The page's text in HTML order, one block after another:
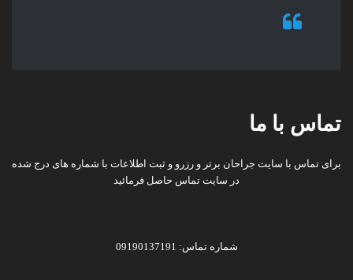
تماس با ما
برای تماس با سایت جراحان برتر و رزرو و ثبت اطلاعات با شماره های درج شده
در سایت تماس حاصل فرمائید
شماره تماس: 09190137191